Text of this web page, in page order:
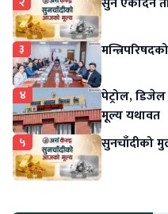
३
४
पेट्रोल,
मूल्य यथावत
५ सुनचाँदीको